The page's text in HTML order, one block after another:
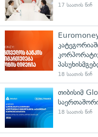
17 საათის წინ
18 საათის წინ
თიბისიმ
18 საათის წინ